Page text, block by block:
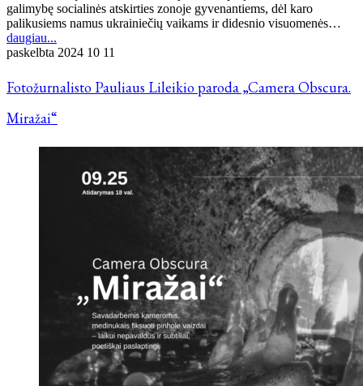
galimybę socialinės atskirties zonoje gyvenantiems, dėl karo
palikusiems namus ukrainiečių vaikams ir didesnio visuomenės…
daugiau...
paskelbta 2024 10 11
Fotožurnalisto Pauliaus Lileikio paroda „Camera Obscura.
Miražai“